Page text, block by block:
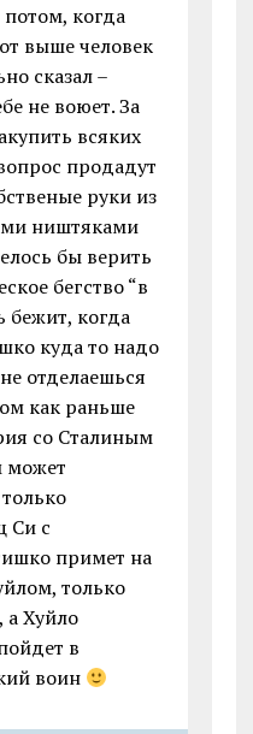
когда
выше человек
сказал –
не воюет. За
всяких
продадут
руки из
ништяками
бы верить
бегство “в
бежит, когда
куда то надо
отделаешься
как раньше
со Сталиным
может
Си с
примет на
только
а Хуйло
в
воин